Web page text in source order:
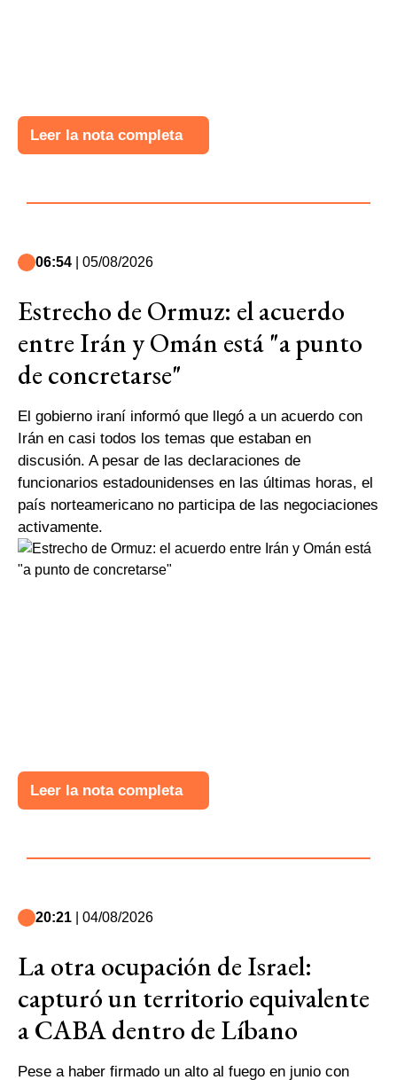
Leer la nota completa
06:54 | 05/08/2026
Estrecho de Ormuz: el acuerdo
entre Irán y Omán está "a punto
de concretarse"
El gobierno iraní informó que llegó a un acuerdo con
Irán en casi todos los temas que estaban en
discusión. A pesar de las declaraciones de
funcionarios estadounidenses en las últimas horas, el
país norteamericano no participa de las negociaciones
activamente.
Leer la nota completa
20:21 | 04/08/2026
La otra ocupación de Israel:
capturó un territorio equivalente
a CABA dentro de Líbano
Pese a haber firmado un alto al fuego en junio con